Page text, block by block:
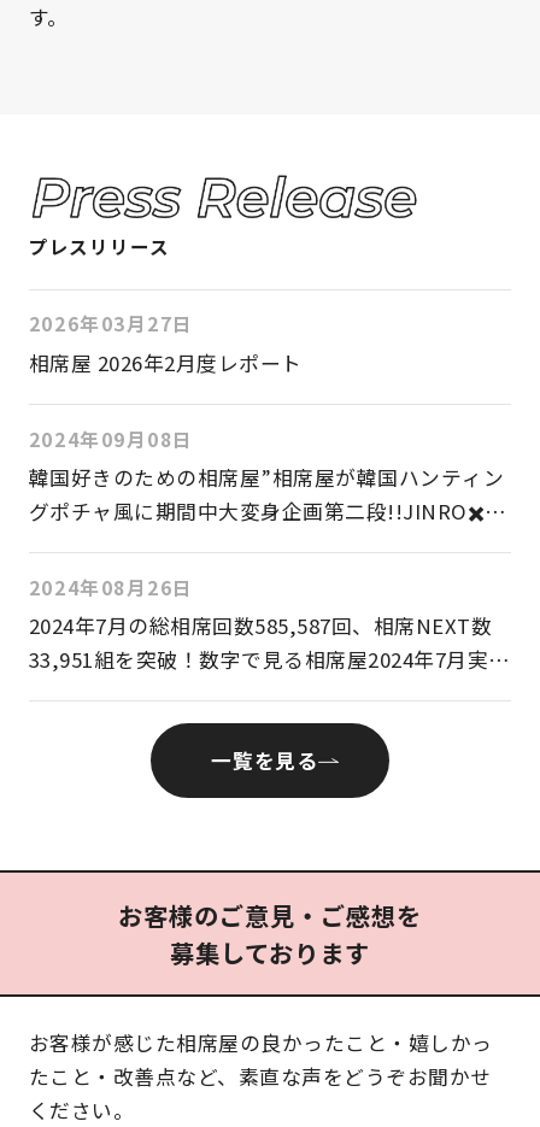
す。
プレスリリース
2026年03月27日
相席屋 2026年2月度レポート
2024年09月08日
韓国好きのための相席屋”相席屋が韓国ハンティン
グポチャ風に期間中大変身企画第二段!!JINRO✖️三
月9日(月)より各店舗にてイベントスタート
2024年08月26日
2024年7⽉の総相席回数585,587回、相席NEXT数
33,951組を突破！数字で⾒る相席屋2024年7⽉実績
レポート
一覧を見る
お客様のご意見・ご感想を
募集しております
お客様が感じた相席屋の良かったこと・嬉しかっ
たこと・改善点など、素直な声をどうぞお聞かせ
ください。